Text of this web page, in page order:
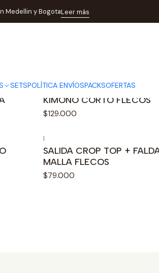
SETSPOLÍTICA ENVÍOSPACKSOFERTAS
Medellin y BogotaLeer más
|
KIMONO CORTO FLECOS
$129.000
|
SALIDA CROP TOP +
MALLA FLECOS
$79.000